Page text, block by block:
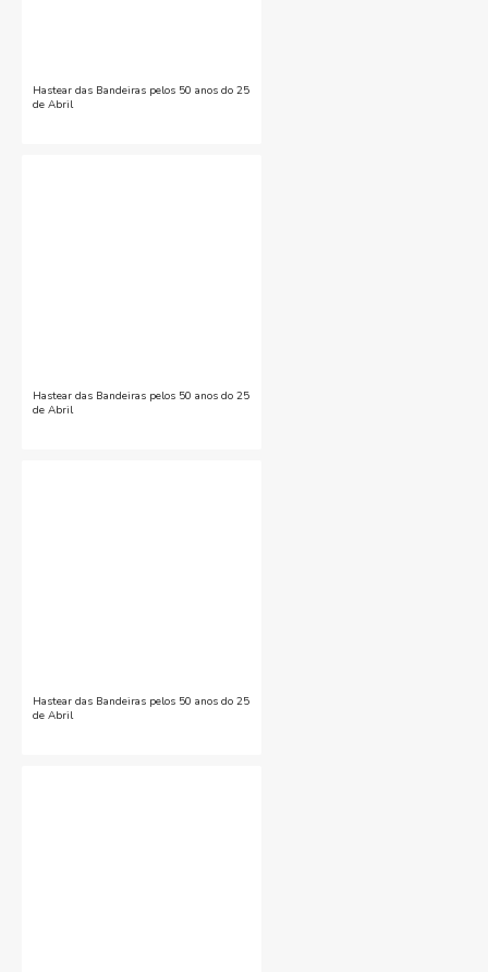
Hastear das Bandeiras pelos 50 anos do 25
de Abril
Hastear das Bandeiras pelos 50 anos do 25
de Abril
Hastear das Bandeiras pelos 50 anos do 25
de Abril